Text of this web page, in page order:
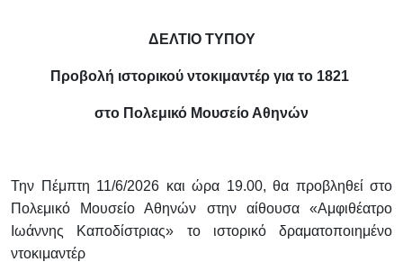
ΔΕΛΤΙΟ ΤΥΠΟΥ
Προβολή ιστορικού ντοκιμαντέρ για το 1821
στο Πολεμικό Μουσείο Αθηνών
Την Πέμπτη 11/6/2026 και ώρα 19.00, θα προβληθεί στο
Πολεμικό Μουσείο Αθηνών στην αίθουσα «Αμφιθέατρο
Ιωάννης Καποδίστριας» το ιστορικό δραματοποιημένο
ντοκιμαντέρ